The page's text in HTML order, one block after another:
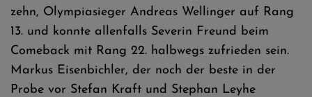
zehn, Olympiasieger Andreas Wellinger auf Rang
13. und konnte allenfalls Severin Freund beim
Comeback mit Rang 22. halbwegs zufrieden sein.
Markus Eisenbichler, der noch der beste in der
Probe vor Stefan Kraft und Stephan Leyhe